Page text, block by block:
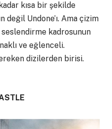
kısa bir şekilde
Undone’ı. Ama çizim
kadrosunun
ve eğlenceli.
dizilerden birisi.